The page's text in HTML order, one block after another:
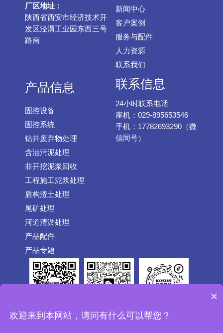
厂区地址：
陕西省西安市经济技术开
发区泾渭工业园东西三号
路南
新闻中心
客户案例
服务与配件
人力资源
联系我们
产品信息
固控设备
固控系统
钻井废弃物处理
含油污泥处理
非开挖泥浆回收
工程施工泥浆处理
盾构渣土处理
尾矿处理
河道清淤处理
产品配件
产品专题
联系信息
24小时联系电话
座机：029-895653546
手机：17782693290（微
信同号）
公众号 微信 抖音
×
欢迎来到本网站，请问有什么可以帮您？